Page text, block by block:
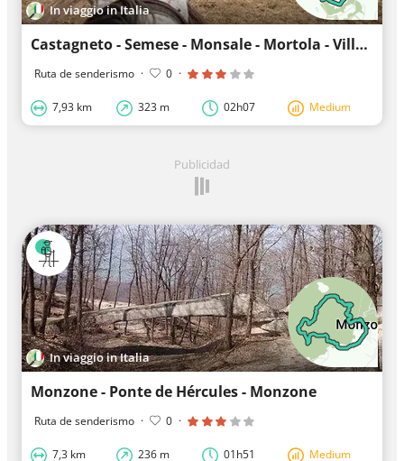
In viaggio in Italia
Castagneto - Semese - Monsale - Mortola - Villa Bibone - Castagneto
Ruta de senderismo · 0 ·
7,93 km 323 m 02h07 Medium
Publicidad
In viaggio in Italia
Monzone - Ponte de Hércules - Monzone
Ruta de senderismo · 0 ·
7,3 km 236 m 01h51 Medium